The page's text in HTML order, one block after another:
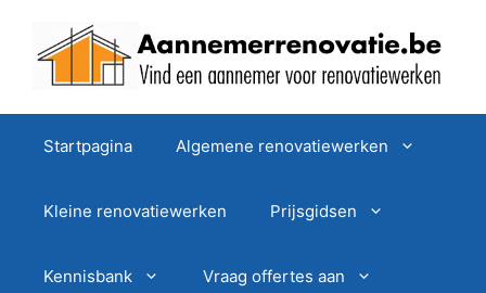
Startpagina Algemene renovatiewerken
Kleine renovatiewerken Prijsgidsen
Kennisbank Vraag offertes aan